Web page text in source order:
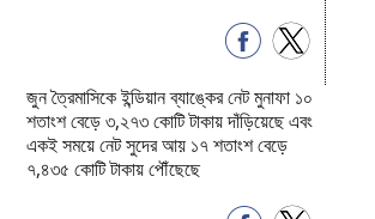
জুন ত্রৈমাসিকে ইন্ডিয়ান ব্যাঙ্কের নেট মুনাফা ১০
শতাংশ বেড়ে ৩,২৭৩ কোটি টাকায় দাঁড়িয়েছে এবং
একই সময়ে নেট সুদের আয় ১৭ শতাংশ বেড়ে
৭,৪৩৫ কোটি টাকায় পৌঁছেছে